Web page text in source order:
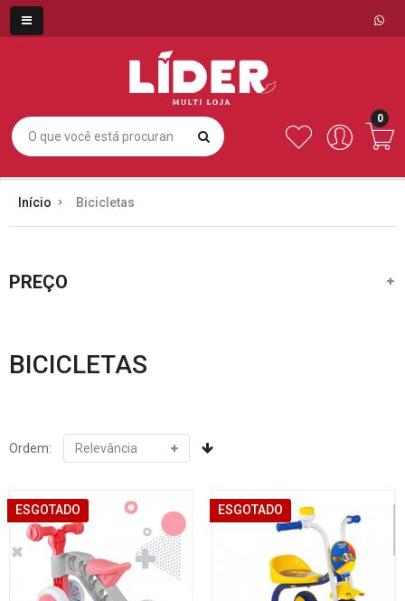
0
Início Bicicletas
PREÇO
BICICLETAS
Ordem:
ESGOTADO ESGOTADO